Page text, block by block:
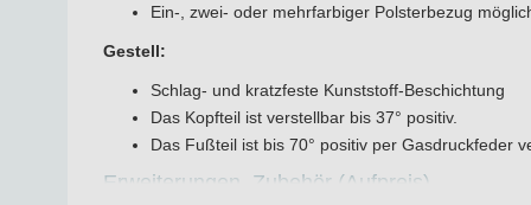
Ein-, zwei- oder mehrfarbiger Polsterbezug
Gestell:
Schlag- und kratzfeste Kunststoff-Beschichtung
Das Kopfteil ist verstellbar bis 37° positiv.
Das Fußteil ist bis 70° positiv per Gasdruckfeder
Erweiterungen, Zubehör (Aufpreis)